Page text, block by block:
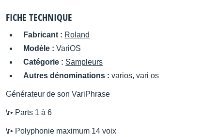
FICHE TECHNIQUE
Fabricant : Roland
Modèle : VariOS
Catégorie : Sampleurs
Autres dénominations : varios, vari os
Générateur de son VariPhrase
\r• Parts 1 à 6
\r• Polyphonie maximum 14 voix